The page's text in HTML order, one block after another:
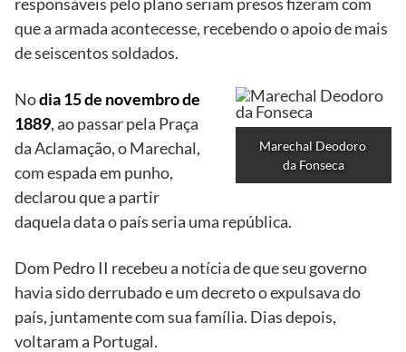
que a armada acontecesse, recebendo o apoio de mais
de seiscentos soldados.
Marechal Deodoro
da Fonseca
Nodia 15 de novembro de
1889, ao passar pela Praça
da Aclamação, o Marechal,
com espada em punho,
declarou que a partir
daquela data o país seria uma república.
Dom Pedro II recebeu a notícia de que seu governo
havia sido derrubado e um decreto o expulsava do
país, juntamente com sua família. Dias depois,
voltaram a Portugal.